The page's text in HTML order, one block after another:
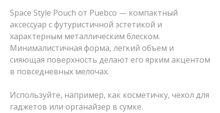
Space Style Pouch от Puebco — компактный
аксессуар с футуристичной эстетикой и
характерным металлическим блеском.
Минималистичная форма, легкий объем и
сияющая поверхность делают его ярким акцентом
в повседневных мелочах.
Используйте, например, как косметичку, чехол для
гаджетов или органайзер в сумке.